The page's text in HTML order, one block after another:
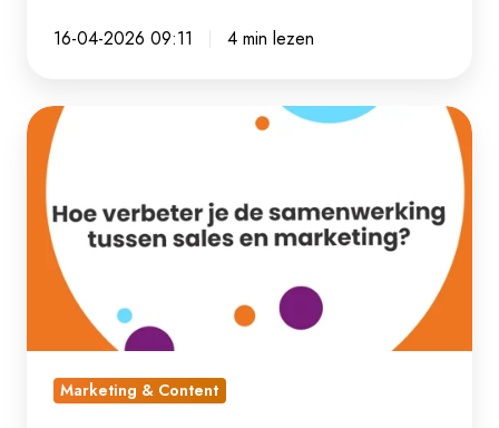
16-04-2026 09:11 4 min lezen
Hoe
verbeter
de
samenwerking
tussen
marketing?
Marketing & Content